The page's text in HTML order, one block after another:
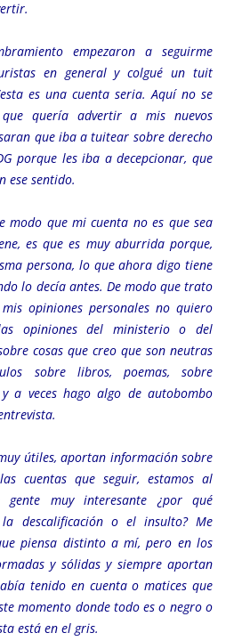
empezaron a seguirme
en general y colgué un tuit
es una cuenta seria. Aquí no se
quería advertir a mis nuevos
que iba a tuitear sobre derecho
porque les iba a decepcionar, que
ese sentido.
que mi cuenta no es que sea
es que es muy aburrida porque,
persona, lo que ahora digo tiene
lo decía antes. De modo que trato
opiniones personales no quiero
opiniones del ministerio o del
cosas que creo que son neutras
sobre libros, poemas, sobre
a veces hago algo de autobombo
útiles, aportan información sobre
cuentas que seguir, estamos al
muy interesante ¿por qué
descalificación o el insulto? Me
piensa distinto a mí, pero en los
y sólidas y siempre aportan
tenido en cuenta o matices que
momento donde todo es o negro o
está en el gris.